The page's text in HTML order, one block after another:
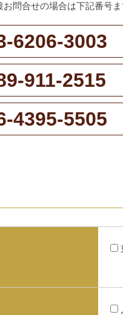
問合せの場合は下記番号ま
6206-3003
911-2515
4395-5505